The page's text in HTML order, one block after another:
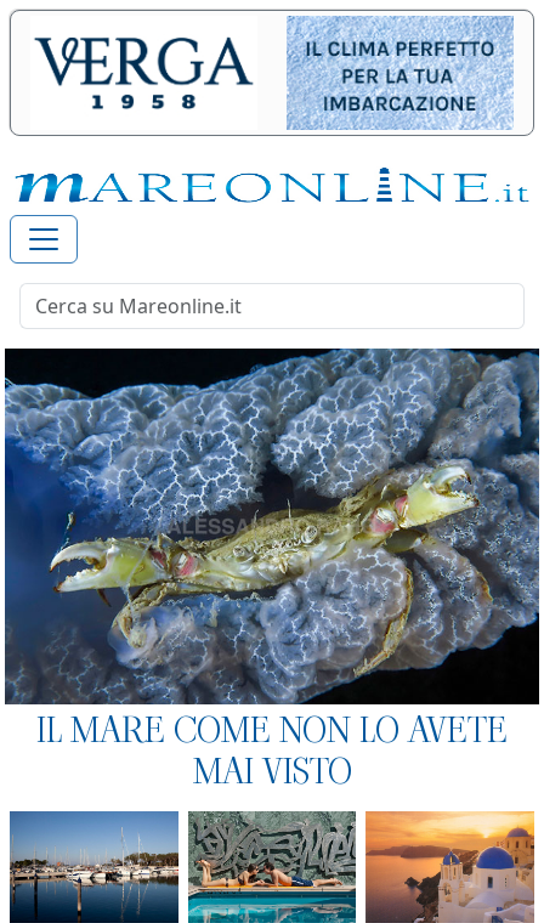
IL MARE COME NON LO AVETE
MAI VISTO